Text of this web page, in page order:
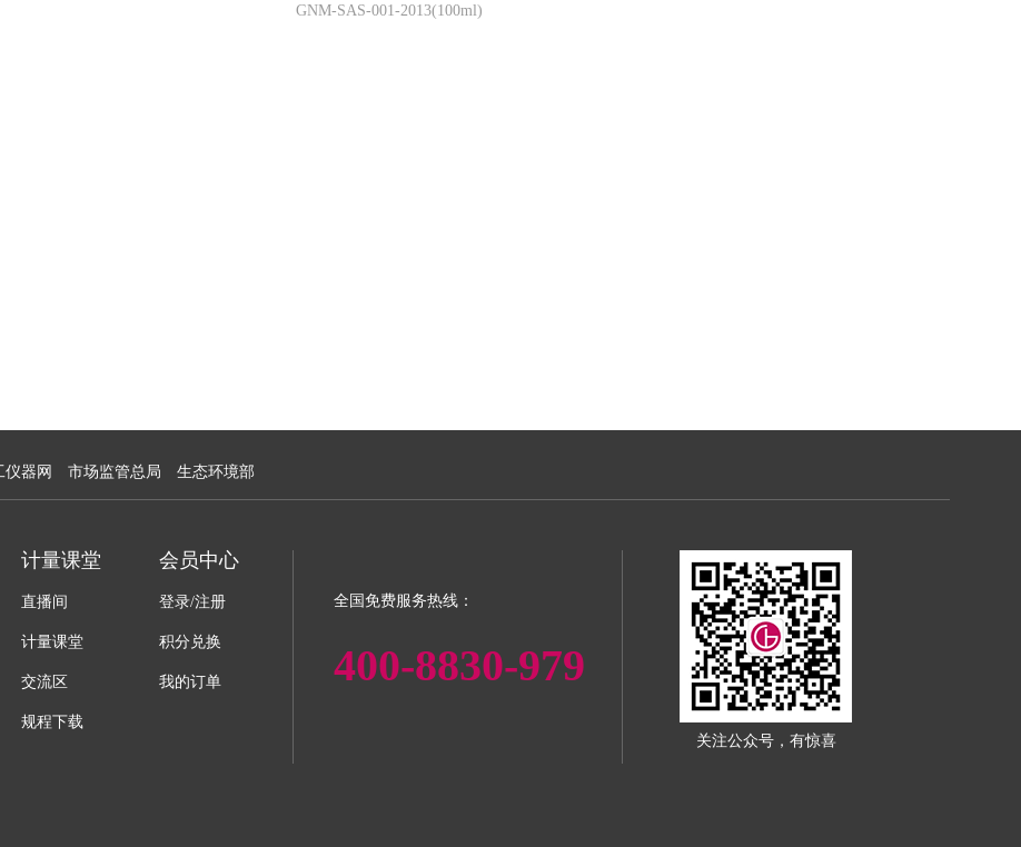
GNM-SAS-001-2013(100ml)
仪器网 市场监管总局 生态环境部
计量课堂
直播间
计量课堂
交流区
规程下载
会员中心
登录/注册
积分兑换
我的订单
全国免费服务热线：
400-8830-979
关注公众号，有惊喜